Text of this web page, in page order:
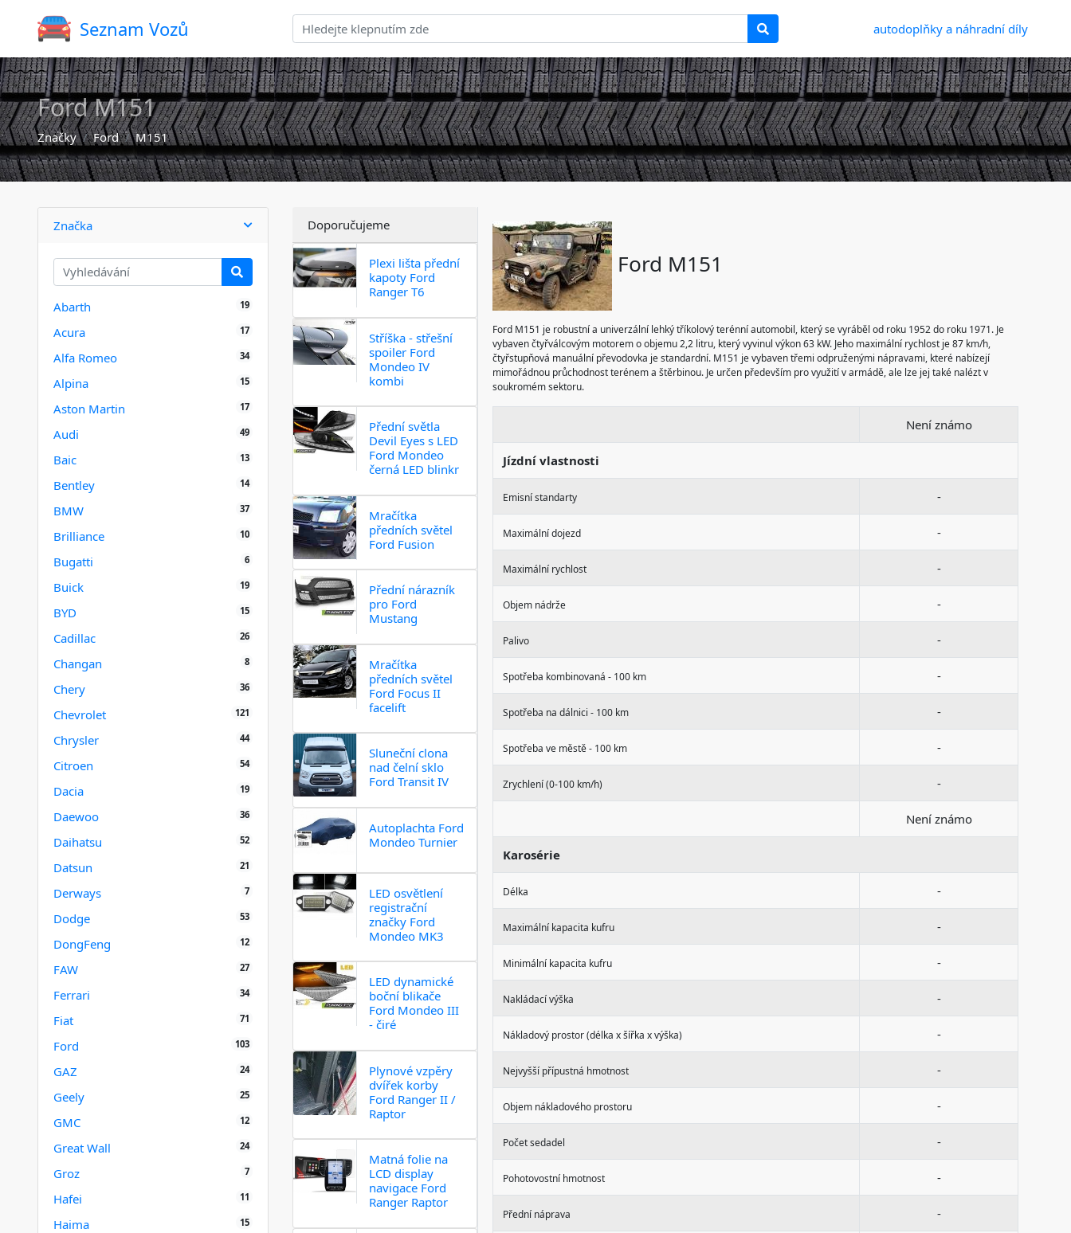
Seznam Vozů autodoplňky a náhradní díly
Ford M151
Značky Ford M151
Značka
Abarth 19
Acura 17
Alfa Romeo 34
Alpina 15
Aston Martin 17
Audi 49
Baic 13
Bentley 14
BMW 37
Brilliance 10
Bugatti 6
Buick 19
BYD 15
Cadillac 26
Changan 8
Chery 36
Chevrolet 121
Chrysler 44
Citroen 54
Dacia 19
Daewoo 36
Daihatsu 52
Datsun 21
Derways 7
Dodge 53
DongFeng 12
FAW 27
Ferrari 34
Fiat 71
Ford 103
GAZ 24
Geely 25
GMC 12
Great Wall 24
Groz 7
Hafei 11
Haima 15
Doporučujeme
Plexi lišta přední
kapoty Ford
Ranger T6
Stříška - střešní
spoiler Ford
Mondeo IV
kombi
Přední světla
Devil Eyes s LED
Ford Mondeo
černá LED blinkr
Mračítka
předních světel
Ford Fusion
Přední nárazník
pro Ford
Mustang
Mračítka
předních světel
Ford Focus II
facelift
Sluneční clona
nad čelní sklo
Ford Transit IV
Autoplachta Ford
Mondeo Turnier
LED osvětlení
registrační
značky Ford
Mondeo MK3
LED dynamické
boční blikače
Ford Mondeo III
- čiré
Plynové vzpěry
dvířek korby
Ford Ranger II /
Raptor
Matná folie na
LCD display
navigace Ford
Ranger Raptor
Ford M151
Ford M151 je robustní a univerzální lehký tříkolový terénní automobil, který se vyráběl od roku 1952 do roku 1971. Je
vybaven čtyřválcovým motorem o objemu 2,2 litru, který vyvinul výkon 63 kW. Jeho maximální rychlost je 87 km/h,
čtyřstupňová manuální převodovka je standardní. M151 je vybaven třemi odpruženými nápravami, které nabízejí
mimořádnou průchodnost terénem a štěrbinou. Je určen především pro využití v armádě, ale lze jej také nalézt v
soukromém sektoru.
Není známo
Jízdní vlastnosti
Emisní standarty -
Maximální dojezd -
Maximální rychlost -
Objem nádrže -
Palivo -
Spotřeba kombinovaná - 100 km -
Spotřeba na dálnici - 100 km -
Spotřeba ve městě - 100 km -
Zrychlení (0-100 km/h) -
Není známo
Karosérie
Délka -
Maximální kapacita kufru -
Minimální kapacita kufru -
Nakládací výška -
Nákladový prostor (délka x šířka x výška) -
Nejvyšší přípustná hmotnost -
Objem nákladového prostoru -
Počet sedadel -
Pohotovostní hmotnost -
Přední náprava -